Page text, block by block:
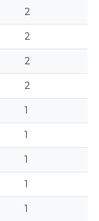
2
2
2
2
1
1
1
1
1